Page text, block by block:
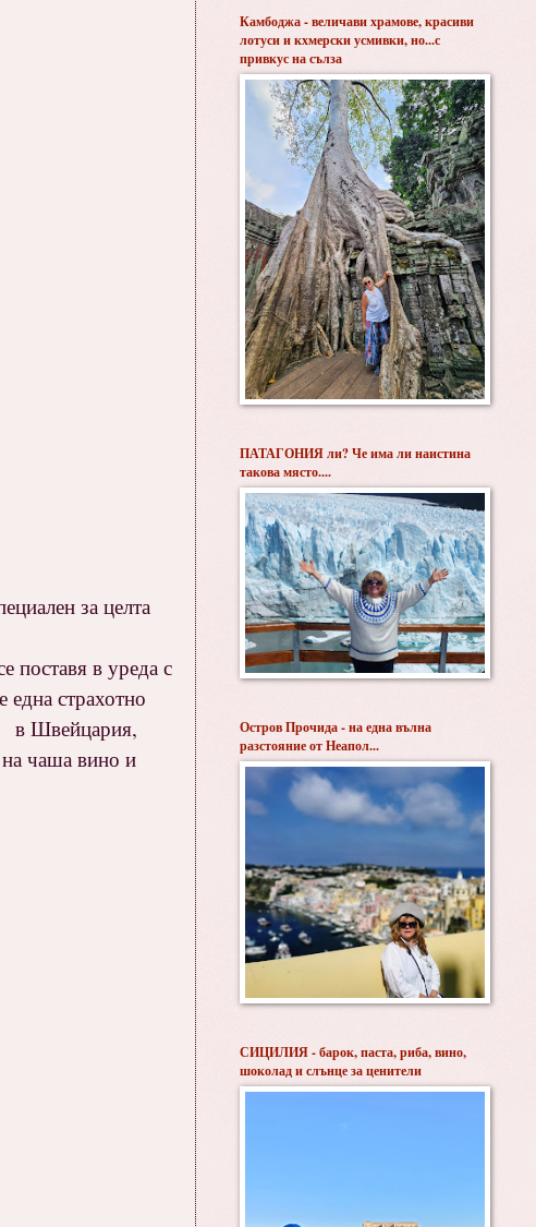
за целта
поставя в уреда с
една страхотно
в Швейцария,
на чаша вино и
Камбоджа - величави храмове, красиви
лотуси и кхмерски усмивки, но...с
привкус на сълза
ПАТАГОНИЯ ли? Че има ли наистина
такова място....
Остров Прочида - на една вълна
разстояние от Неапол...
СИЦИЛИЯ - барок, паста, риба, вино,
шоколад и слънце за ценители